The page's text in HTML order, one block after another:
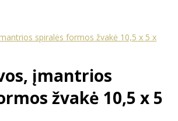
spiralės formos žvakė 10,5 x 5 x
įmantrios
žvakė 10,5 x 5